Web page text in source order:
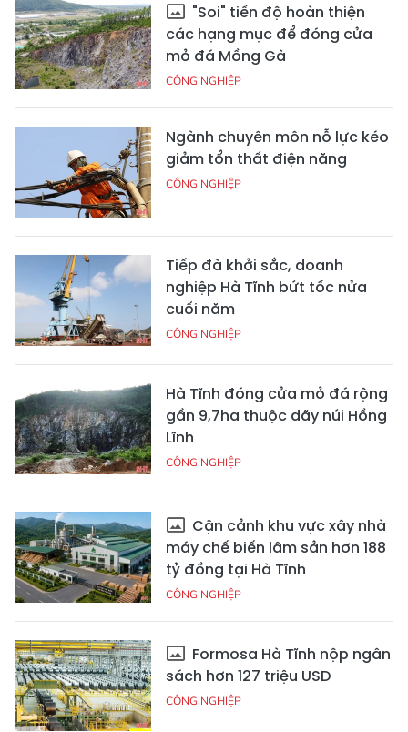
"Soi" tiến độ hoàn thiện
các hạng mục để đóng cửa
mỏ đá Mồng Gà
CÔNG NGHIỆP
Ngành chuyên môn nỗ lực kéo
giảm tổn thất điện năng
CÔNG NGHIỆP
Tiếp đà khởi sắc, doanh
nghiệp Hà Tĩnh bứt tốc nửa
cuối năm
CÔNG NGHIỆP
Hà Tĩnh đóng cửa mỏ đá rộng
gần 9,7ha thuộc dãy núi Hồng
Lĩnh
CÔNG NGHIỆP
Cận cảnh khu vực xây nhà
máy chế biến lâm sản hơn 188
tỷ đồng tại Hà Tĩnh
CÔNG NGHIỆP
Formosa Hà Tĩnh nộp ngân
sách hơn 127 triệu USD
CÔNG NGHIỆP